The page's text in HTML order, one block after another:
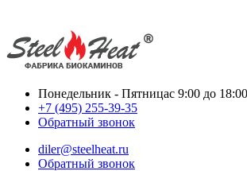
Понедельник - Пятницас 9:00 до 18:00
+7 (495) 255-39-35
Обратный звонок
diler@steelheat.ru
Обратный звонок